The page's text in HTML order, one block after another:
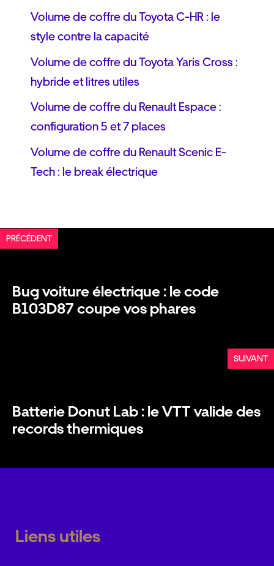
Volume de coffre du Toyota C-HR : le
style contre la capacité
Volume de coffre du Toyota Yaris Cross :
hybride et litres utiles
Volume de coffre du Renault Espace :
configuration 5 et 7 places
Volume de coffre du Renault Scenic E-
Tech : le break électrique
PRÉCÉDENT
Bug voiture électrique : le code
B103D87 coupe vos phares
SUIVANT
Batterie Donut Lab : le VTT valide des
records thermiques
Liens utiles